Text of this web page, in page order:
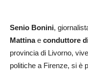
Senio Bonini,
Mattinae conduttore
provincia di Livorno,
politiche a Firenze, si è